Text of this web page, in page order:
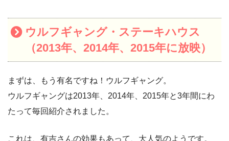
ウルフギャング・ステーキハウス
（2013年、2014年、2015年に放映）
まずは、もう有名ですね！ウルフギャング。
ウルフギャングは2013年、2014年、2015年と3年間にわ
たって毎回紹介されました。
これは、有吉さんの効果もあって、大人気のようです。